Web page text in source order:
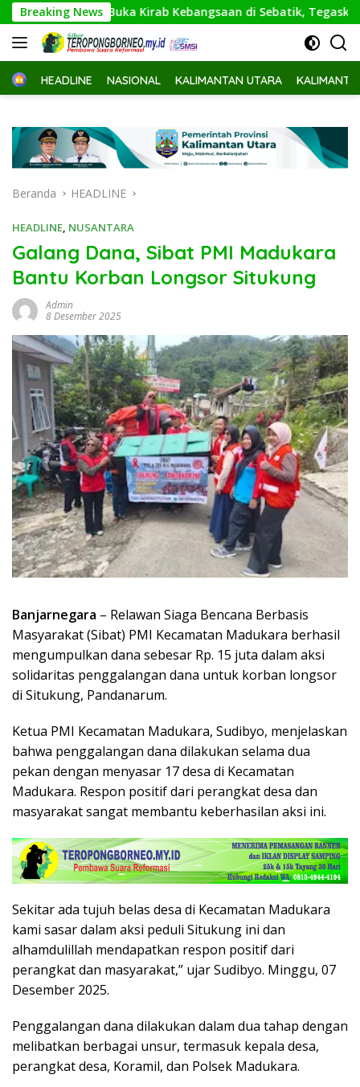
Langsung
ke
konten
Breaking News
Buka Kirab Kebangsaan di Sebatik, Tegaskan
HomeHEADLINE NASIONAL KALIMANTAN UTARA
Beranda HEADLINE
HEADLINE, NUSANTARA
Galang Dana, Sibat PMI Madukara
Bantu Korban Longsor Situkung
Admin
8 Desember 2025
Banjarnegara – Relawan Siaga Bencana Berbasis
Masyarakat (Sibat) PMI Kecamatan Madukara berhasil
mengumpulkan dana sebesar Rp. 15 juta dalam aksi
solidaritas penggalangan dana untuk korban longsor
di Situkung, Pandanarum.
Ketua PMI Kecamatan Madukara, Sudibyo, menjelaskan
bahwa penggalangan dana dilakukan selama dua
pekan dengan menyasar 17 desa di Kecamatan
Madukara. Respon positif dari perangkat desa dan
masyarakat sangat membantu keberhasilan aksi ini.
Sekitar ada tujuh belas desa di Kecamatan Madukara
kami sasar dalam aksi peduli Situkung ini dan
alhamdulillah mendapatkan respon positif dari
perangkat dan masyarakat,” ujar Sudibyo. Minggu, 07
Desember 2025.
Penggalangan dana dilakukan dalam dua tahap dengan
melibatkan berbagai unsur, termasuk kepala desa,
perangkat desa, Koramil, dan Polsek Madukara.